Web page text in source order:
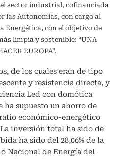
sector industrial, cofinanciada
las Autonomías, con cargo al
Energética, con el objetivo de
limpia y sostenible: “UNA
EUROPA”.
de los cuales eran de tipo
y resistencia directa, y
Led con domótica
ha supuesto un ahorro de
económico-energético
La inversión total ha sido de
ha sido del 28,06% de la
Nacional de Energía del